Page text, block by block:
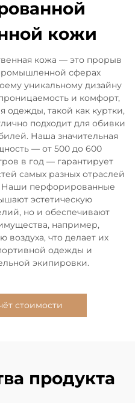
кожи
кожа — это прорыв
сферах
уникальному дизайну
и комфорт,
одежды, такой как куртки,
подходит для обивки
Наша значительная
— от 500 до 600
в год — гарантирует
самых разных отраслей
Наши перфорированные
эстетическую
но и обеспечивают
например,
что делает их
одежды и
экипировки.
стоимости
продукта